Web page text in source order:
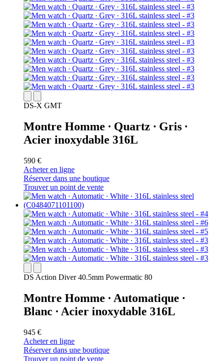
DS-X GMT
Montre Homme ∙ Quartz ∙ Gris ∙
Acier inoxydable 316L
590 €
Acheter en ligne
Réserver dans une boutique
Trouver un point de vente
DS Action Diver 40.5mm Powermatic 80
Montre Homme ∙ Automatique ∙
Blanc ∙ Acier inoxydable 316L
945 €
Acheter en ligne
Réserver dans une boutique
Trouver un point de vente